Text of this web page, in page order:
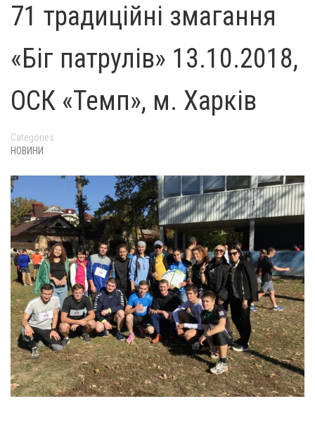
71 традиційні змагання
«Біг патрулів» 13.10.2018,
ОСК «Темп», м. Харків
Categories
НОВИНИ